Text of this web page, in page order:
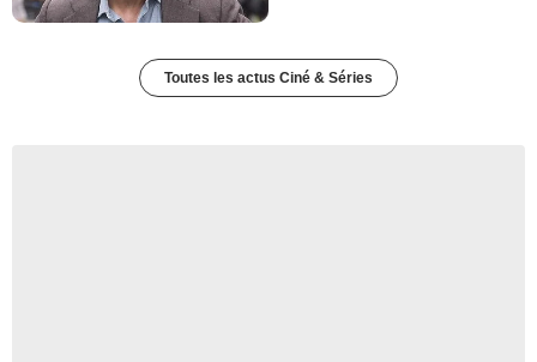
Toutes les actus Ciné & Séries